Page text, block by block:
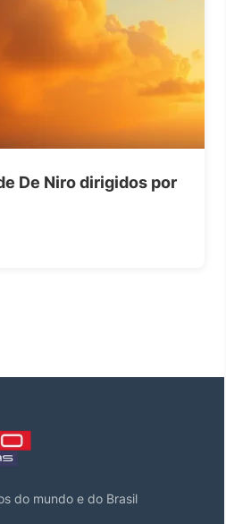
De Niro dirigidos por
do mundo e do Brasil